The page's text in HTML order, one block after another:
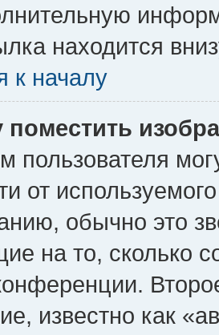
находится
к началу
поместить
пользователя
от
обычно это
на то, сколько
известно как